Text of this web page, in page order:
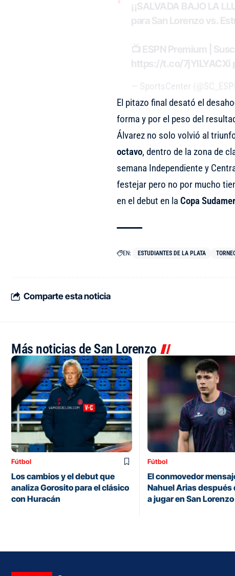
¡¡SALVADA BAJO LA
para San Lorenzo vs.
📺 ESPN Premium |
https://t.co/7jYILYACXi
— SportsCenter
El pitazo final desató el
forma y por el peso del
Álvarez no solo volvió al
octavo, dentro de la zona de
semana Independiente y
festejar pero no por mucho
en el debut en la Copa
EN: ESTUDIANTES DE LA PLATA
Comparte esta noticia
Más noticias de San Lorenzo
Fútbol
Los cambios y el debut que
analiza Gorosito para el clásico
con Huracán
Fútbol
El conmovedor
Nahuel Arias después
a jugar en San Lorenzo